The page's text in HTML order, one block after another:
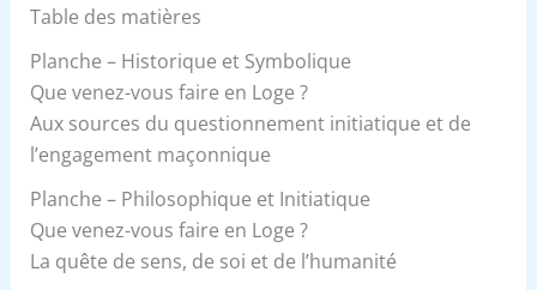
Table des matières
Planche – Historique et Symbolique
Que venez-vous faire en Loge ?
Aux sources du questionnement initiatique et de
l’engagement maçonnique
Planche – Philosophique et Initiatique
Que venez-vous faire en Loge ?
La quête de sens, de soi et de l’humanité